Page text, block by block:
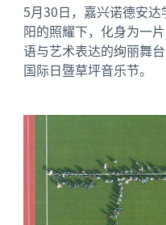
5月30日，嘉兴诺德安
阳的照耀下，化身为一
语与艺术表达的绚丽舞
国际日暨草坪音乐节。